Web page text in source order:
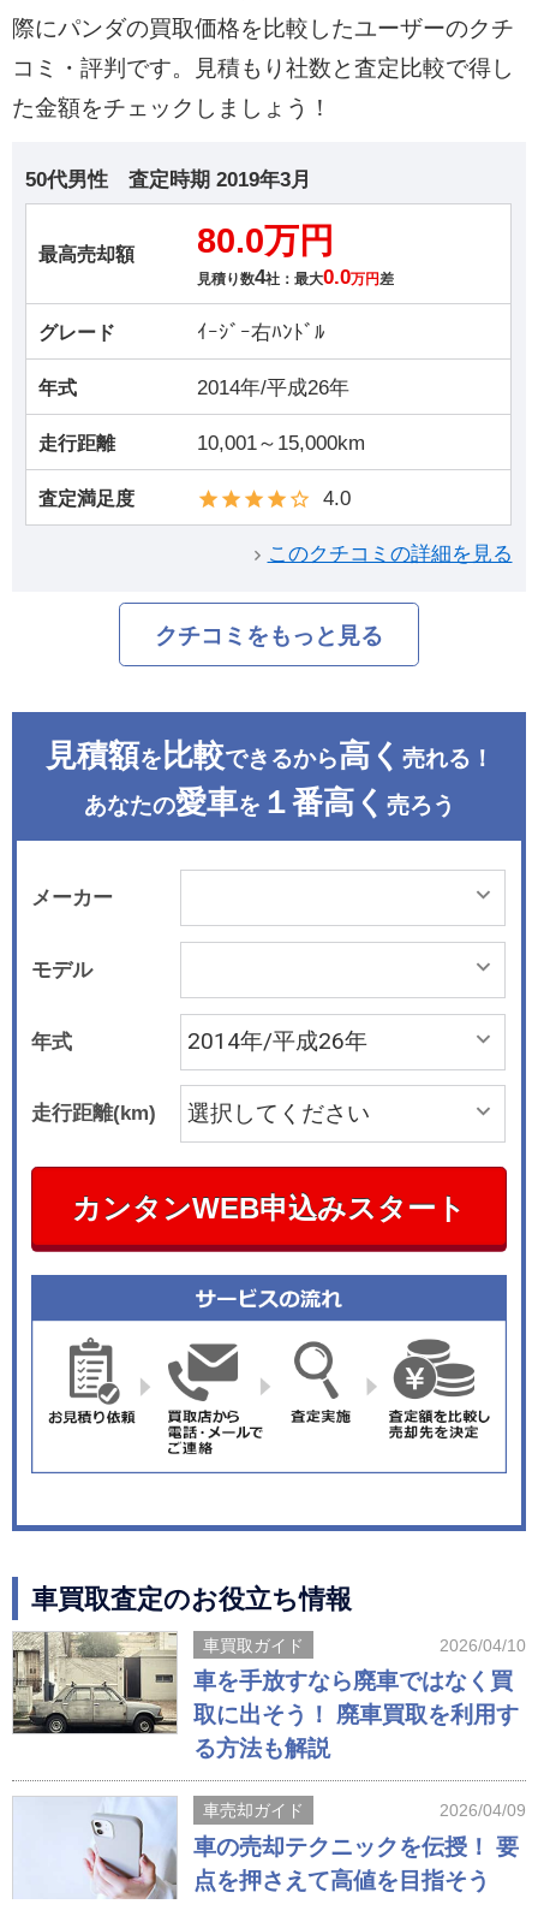
際にパンダの買取価格を比較したユーザーのクチ
コミ・評判です。見積もり社数と査定比較で得し
た金額をチェックしましょう！
50代男性 査定時期 2019年3月
最高売却額 80.0万円
見積り数4社：最大0.0万円差
グレード ｲｰｼﾞｰ右ﾊﾝﾄﾞﾙ
年式 2014年/平成26年
走行距離 10,001～15,000km
査定満足度 4.0
このクチコミの詳細を見る
クチコミをもっと見る
見積額を 比較できるから高く 売れる！
あなたの愛車を １番高く 売ろう
メーカー
モデル
年式
走行距離(km)
カンタンWEB申込みスタート
車買取査定のお役立ち情報
車買取ガイド 2026/04/10
車を手放すなら廃車ではなく買
取に出そう！ 廃車買取を利用す
る方法も解説
車売却ガイド 2026/04/09
車の売却テクニックを伝授！ 要
点を押さえて高値を目指そう